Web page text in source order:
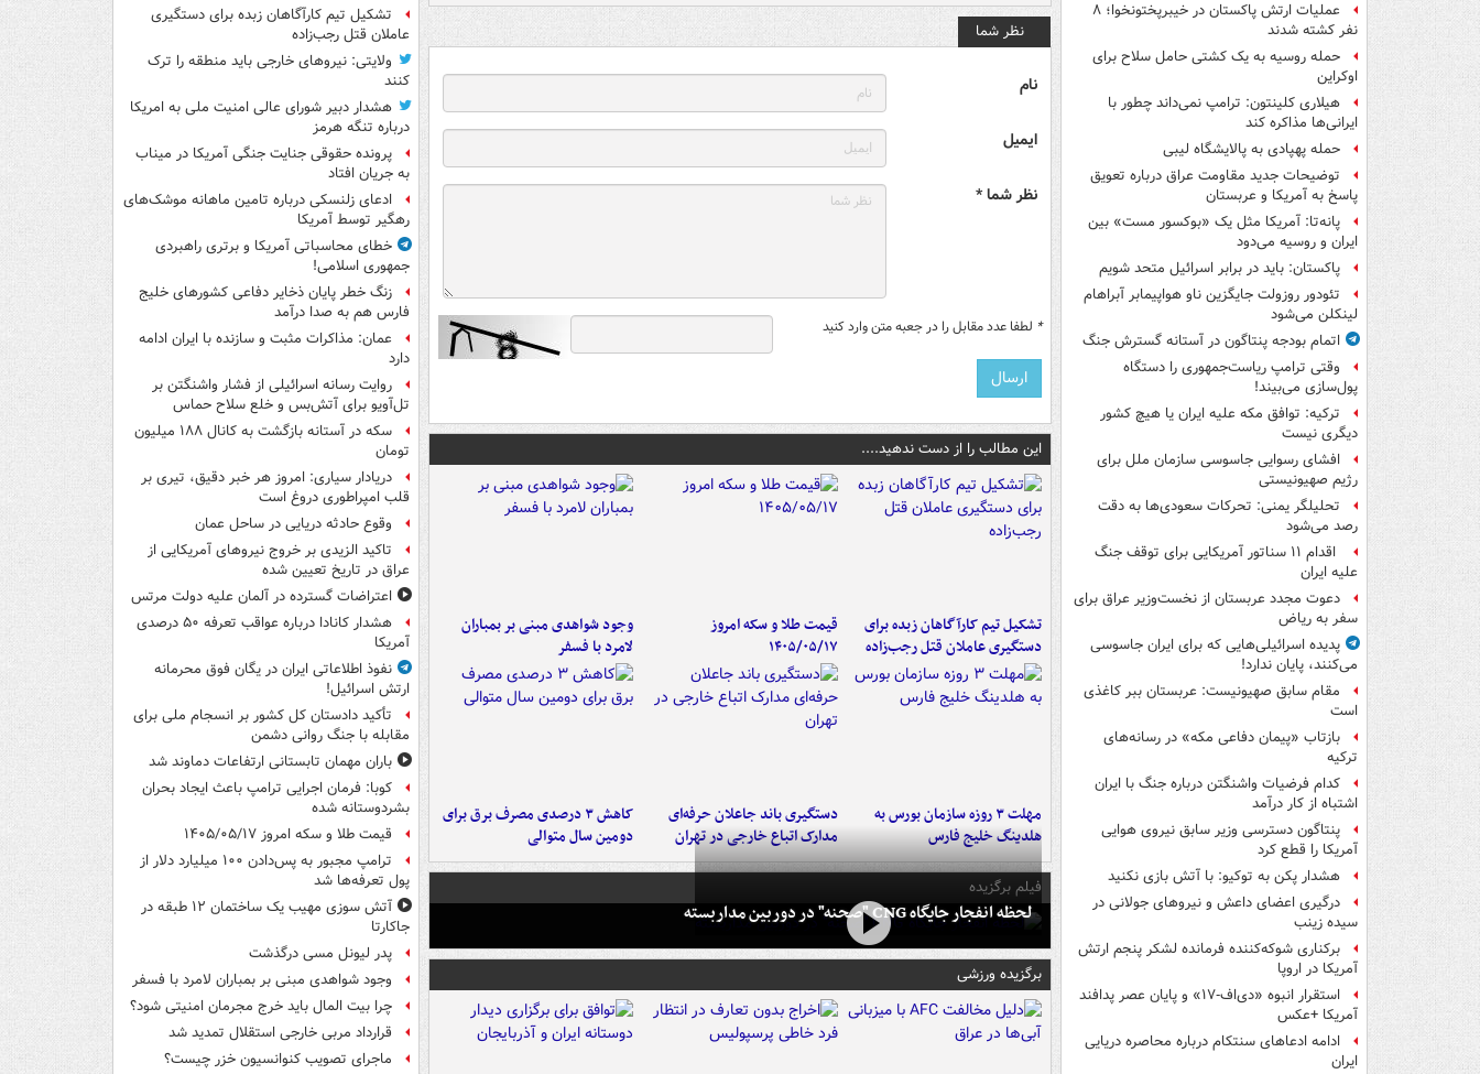
عملیات ارتش پاکستان در خیبرپختونخوا؛ ۸
نفر کشته شدند
حمله روسیه به یک کشتی حامل سلاح برای
اوکراین
هیلاری کلینتون: ترامپ نمی‌داند چطور با
ایرانی‌ها مذاکره کند
حمله پهپادی به پالایشگاه لیبی
توضیحات جدید مقاومت عراق درباره تعویق
پاسخ به آمریکا و عربستان
پانه‌تا: آمریکا مثل یک «بوکسور مست» بین
ایران و روسیه می‌دود
پاکستان: باید در برابر اسرائیل متحد شویم
تئودور روزولت جایگزین ناو هواپیمابر آبراهام
لینکلن می‌شود
اتمام بودجه پنتاگون در آستانه گسترش جنگ
وقتی ترامپ ریاست‌جمهوری را دستگاه
پول‌سازی می‌بیند!
ترکیه: توافق مکه علیه ایران یا هیچ کشور
دیگری نیست
افشای رسوایی جاسوسی سازمان ملل برای
رژیم صهیونیستی
تحلیلگر یمنی: تحرکات سعودی‌ها به دقت
رصد می‌شود
اقدام ۱۱ سناتور آمریکایی برای توقف جنگ
علیه ایران
دعوت مجدد عربستان از نخست‌وزیر عراق برای
سفر به ریاض
پدیده اسرائیلی‌هایی که برای ایران جاسوسی
می‌کنند، پایان ندارد!
مقام سابق صهیونیست: عربستان ببر کاغذی
است
بازتاب «پیمان دفاعی مکه» در رسانه‌های
ترکیه
کدام فرضیات واشنگتن درباره جنگ با ایران
اشتباه از کار درآمد
پنتاگون دسترسی وزیر سابق نیروی هوایی
آمریکا را قطع کرد
هشدار پکن به توکیو: با آتش بازی نکنید
درگیری اعضای داعش و نیروهای جولانی در
سیده زینب
برکناری شوکه‌کننده فرمانده لشکر پنجم ارتش
آمریکا در اروپا
استقرار انبوه «دی‌اف‑۱۷» و پایان عصر پدافند
آمریکا +عکس
ادامه ادعاهای سنتکام درباره محاصره دریایی
ایران
نظر شما
نام
ایمیل
نظر شما *
* لطفا عدد مقابل را در جعبه متن وارد کنید
این مطالب را از دست ندهید....
تشکیل تیم کارآگاهان زبده برای
دستگیری عاملان قتل رجب‌زاده
قیمت طلا و سکه امروز
۱۴۰۵/۰۵/۱۷
وجود شواهدی مبنی بر بمباران
لامرد با فسفر
مهلت ۳ روزه سازمان بورس به
هلدینگ خلیج فارس
دستگیری باند جاعلان حرفه‌ای
مدارک اتباع خارجی در تهران
کاهش ۳ درصدی مصرف برق برای
دومین سال متوالی
فیلم برگزیده
لحظه انفجار جایگاه CNG "صحنه" در دوربین مداربسته
برگزیده ورزشی
تشکیل تیم کارآگاهان زبده برای دستگیری
عاملان قتل رجب‌زاده
ولایتی: نیروهای خارجی باید منطقه را ترک
کنند
هشدار دبیر شورای عالی امنیت ملی به امریکا
درباره تنگه هرمز
پرونده حقوقی جنایت جنگی آمریکا در میناب
به جریان افتاد
ادعای زلنسکی درباره تامین ماهانه موشک‌های
رهگیر توسط آمریکا
خطای محاسباتی آمریکا و برتری راهبردی
جمهوری اسلامی!
زنگ خطر پایان ذخایر دفاعی کشورهای خلیج
فارس هم به صدا درآمد
عمان: مذاکرات مثبت و سازنده با ایران ادامه
دارد
روایت رسانه اسرائیلی از فشار واشنگتن بر
تل‌آویو برای آتش‌بس و خلع سلاح حماس
سکه در آستانه بازگشت به کانال ۱۸۸ میلیون
تومان
دریادار سیاری: امروز هر خبر دقیق، تیری بر
قلب امپراطوری دروغ است
وقوع حادثه دریایی در ساحل عمان
تاکید الزیدی بر خروج نیروهای آمریکایی از
عراق در تاریخ تعیین شده
اعتراضات گسترده در آلمان علیه دولت مرتس
هشدار کانادا درباره عواقب تعرفه ۵۰ درصدی
آمریکا
نفوذ اطلاعاتی ایران در یگان فوق محرمانه
ارتش اسرائیل!
تأکید دادستان کل کشور بر انسجام ملی برای
مقابله با جنگ روانی دشمن
باران مهمان تابستانی ارتفاعات دماوند شد
کوبا: فرمان اجرایی ترامپ باعث ایجاد بحران
بشردوستانه شده
قیمت طلا و سکه امروز ۱۴۰۵/۰۵/۱۷
ترامپ مجبور به پس‌دادن ۱۰۰ میلیارد دلار از
پول تعرفه‌ها شد
آتش سوزی مهیب یک ساختمان ۱۲ طبقه در
جاکارتا
پدر لیونل مسی درگذشت
وجود شواهدی مبنی بر بمباران لامرد با فسفر
چرا بیت المال باید خرج مجرمان امنیتی شود؟
قرارداد مربی خارجی استقلال تمدید شد
ماجرای تصویب کنوانسیون خزر چیست؟